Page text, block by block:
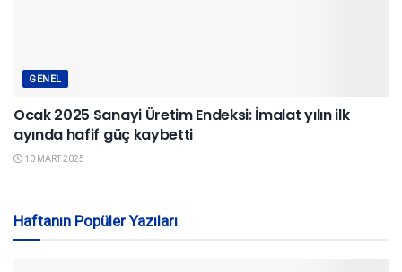
GENEL
Ocak 2025 Sanayi Üretim Endeksi: İmalat yılın ilk
ayında hafif güç kaybetti
10 MART 2025
Haftanın Popüler Yazıları